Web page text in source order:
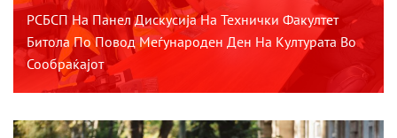
РСБСП На Панел Дискусија На Технички Факултет
Битола По Повод Меѓународен Ден На Културата Во
Сообраќајот